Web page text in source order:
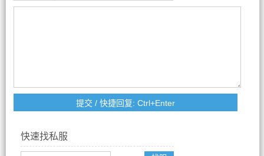
快速找私服